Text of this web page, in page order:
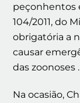
peçonhentos
104/2011, do
obrigatória a
causar
das zoonoses .
Na ocasião,